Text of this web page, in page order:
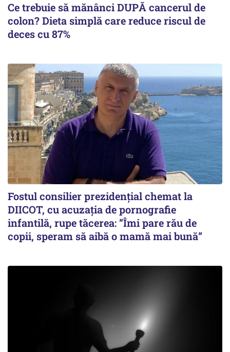
Ce trebuie să mănânci DUPĂ cancerul de
colon? Dieta simplă care reduce riscul de
deces cu 87%
Fostul consilier prezidențial chemat la
DIICOT, cu acuzația de pornografie
infantilă, rupe tăcerea: ”Îmi pare rău de
copii, speram să aibă o mamă mai bună”